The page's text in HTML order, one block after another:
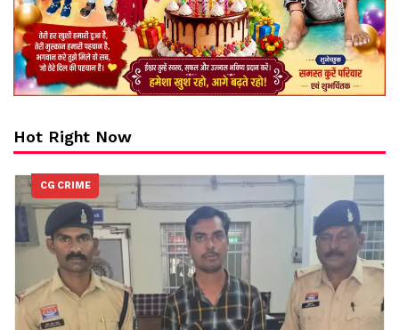
Hot Right Now
CG CRIME